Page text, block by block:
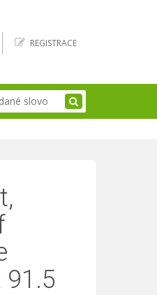
REGISTRACE
91.5